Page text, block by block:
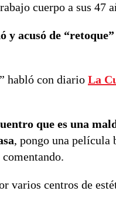
cuerpo a sus 47
y acusó de
habló con diario La
que es una
, pongo una película
varios centros de